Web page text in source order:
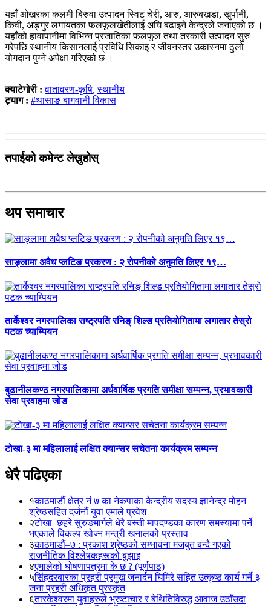
यहाँ ओखरका कलमी बिरुवा उत्पादन स्विट चेरी, आरु, आरुबखडा, खुर्पानी,
किवी, अङ्गुर लगायतका फलफूलखेतीलाई अघि बढाइने केन्द्रले जनाएको छ ।
यहाँको हावापानीमा विभिन्न प्रजातिका फलफूल तथा तरकारी उत्पादन सुरु
गरेपछि स्थानीय किसानलाई प्रविधि सिकाइ र जीवनस्तर उकास्नमा ठुलो
योगदान पुग्ने अपेक्षा गरिएको छ ।
क्याटेगोरी :वातावरण-कृषि,स्थानीय
ट्याग : #थासाङ बागवानी विकास
तपाईको कमेन्ट लेख्नुहोस्
थप समाचार
साङ्लामा अवैध प्लटिङ प्रकरण : २ रोपनीको अनुमति लिएर १९…
तार्केश्वर नगरपालिका राष्ट्रपति रनिङ् शिल्ड प्रतियोगितामा लगातार तेस्रो
पटक च्याम्पियन
बुढानीलकण्ठ नगरपालिकामा अर्धवार्षिक प्रगति समीक्षा सम्पन्न, प्रभावकारी
सेवा प्रवाहमा जोड
टोखा-३ मा महिलालाई लक्षित क्यान्सर सचेतना कार्यक्रम सम्पन्न
धेरै पढिएका
१काठमाडौं क्षेत्र नं ७ का नेकपाका केन्द्रीय सदस्य ज्ञानेन्द्र मोहन
श्रेष्ठसहित दर्जनौं युवा एमाले प्रवेश
२टोखा–छहरे सुरुङमार्गले धेरै बस्ती मापदण्डका कारण समस्यामा पर्ने
भएकाले विकल्प खोज्न मन्त्री खनालको प्रस्ताव
३काठमाडौं–७ : प्रकाश श्रेष्ठको सम्भावना मजबुत बन्दै गएको
राजनीतिक विश्लेषकहरूको बुझाइ
४एमालेको घोषणापत्रमा के छ ? (पूर्णपाठ)
५सिंहदरबारका प्रहरी प्रमुख जनार्दन घिमिरे सहित उत्कृष्ठ कार्य गर्ने ३
जना प्रहरी अधिकृत पुरस्कृत
६तारकेश्वरमा युवाहरुले भ्रष्टाचार र बेथितिविरुद्ध आवाज उठाँउदा